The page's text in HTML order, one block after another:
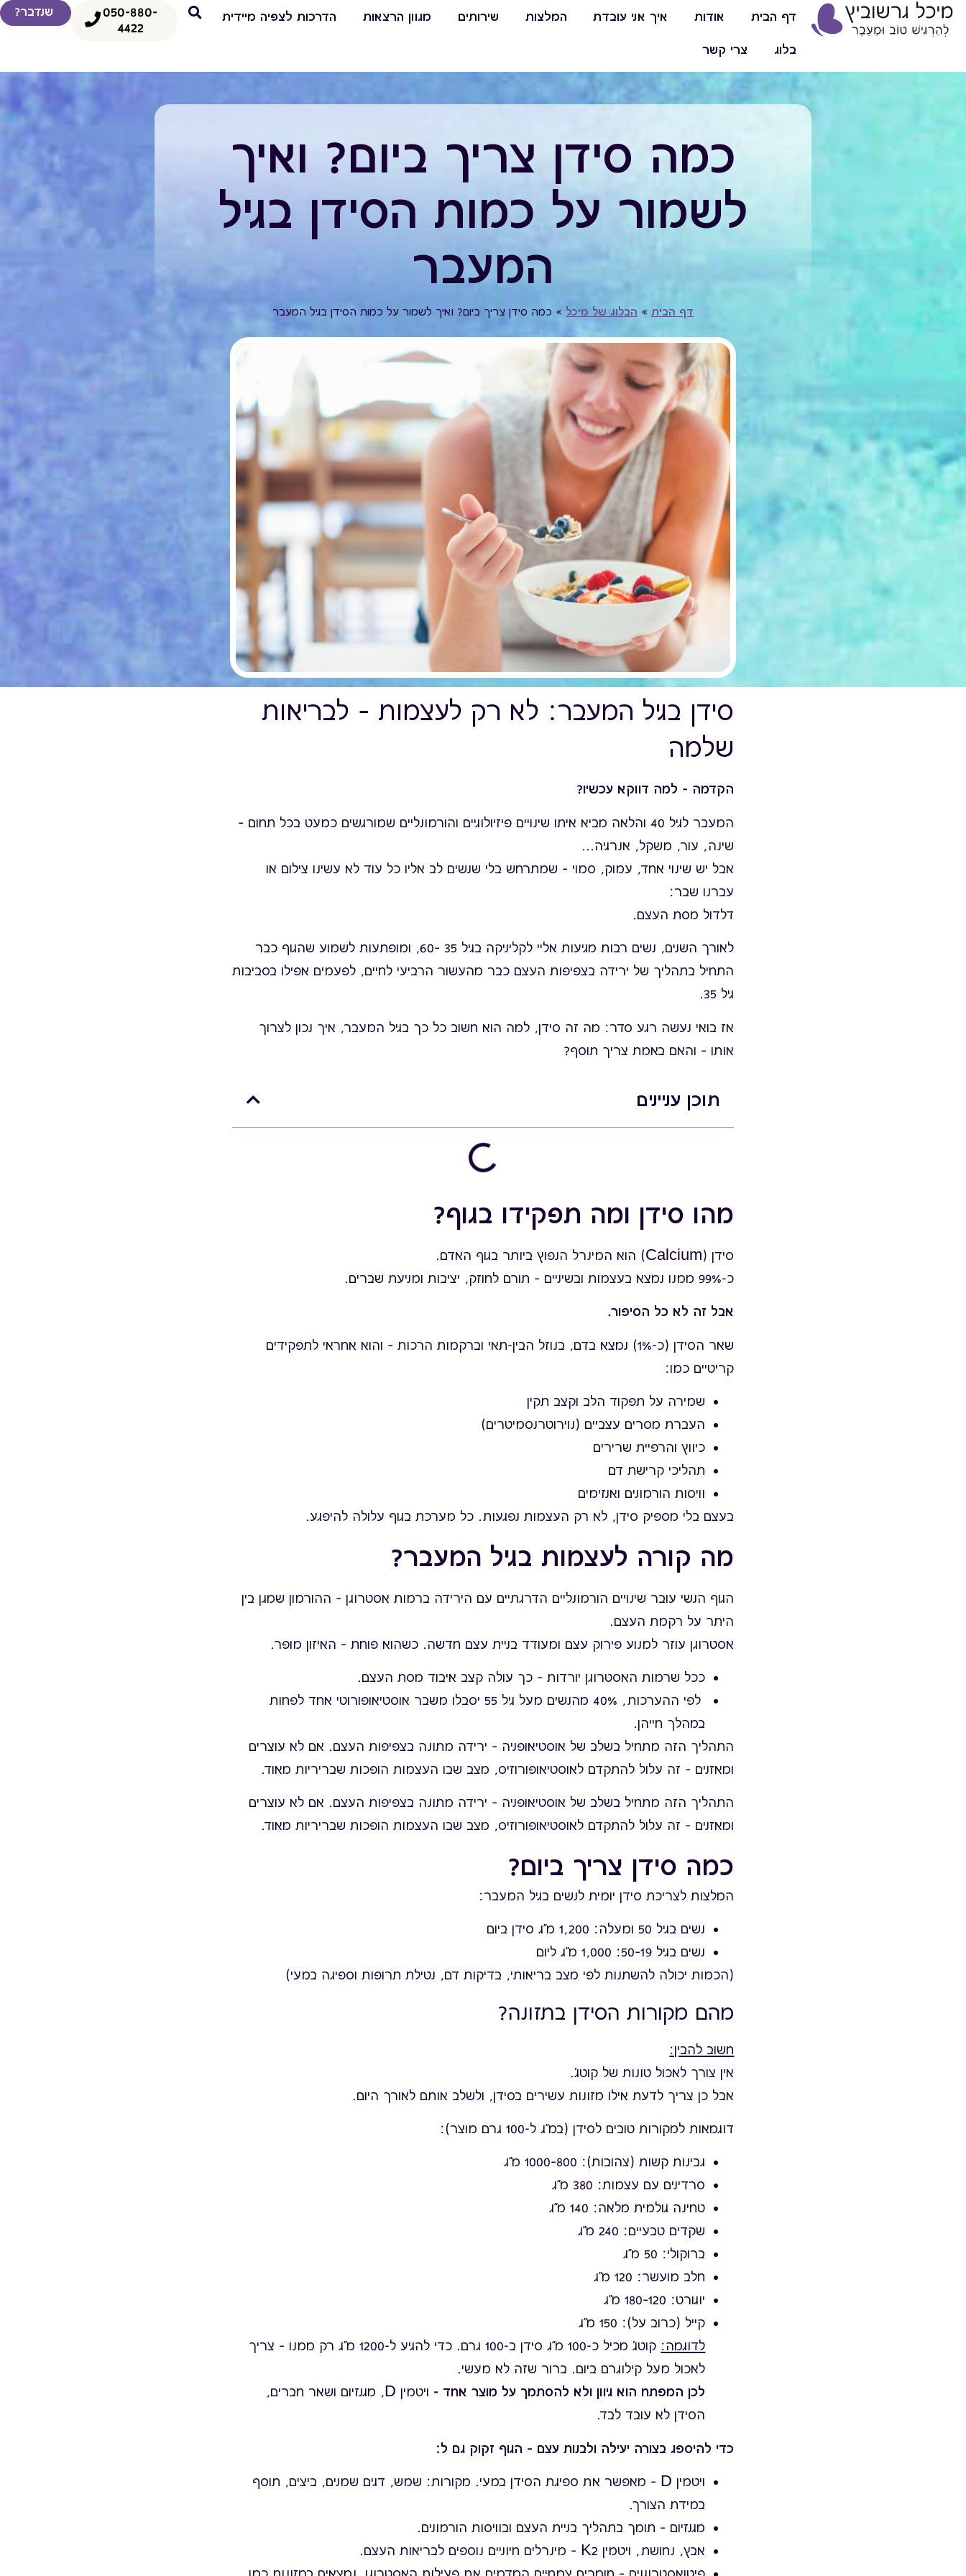
דף הבית אודות איך אני עובדת המלצות שירותים מגוון הרצאות הדרכות לצפיה מיידית
בלוג צרי קשר
050-880-
4422
שנדבר?
כמה סידן צריך ביום? ואיך
לשמור על כמות הסידן בגיל
המעבר
דף הבית » הבלוג של מיכל » כמה סידן צריך ביום? ואיך לשמור על כמות הסידן בגיל המעבר
סידן בגיל המעבר: לא רק לעצמות – לבריאות
שלמה
הקדמה – למה דווקא עכשיו?
המעבר לגיל 40 והלאה מביא איתו שינויים פיזיולוגיים והורמונליים שמורגשים כמעט בכל תחום –
שינה, עור, משקל, אנרגיה...
אבל יש שינוי אחד, עמוק, סמוי – שמתרחש בלי שנשים לב אליו כל עוד לא עשינו צילום או
עברנו שבר:
דלדול מסת העצם.
לאורך השנים, נשים רבות מגיעות אליי לקליניקה בגיל 35 –60, ומופתעות לשמוע שהגוף כבר
התחיל בתהליך של ירידה בצפיפות העצם כבר מהעשור הרביעי לחיים, לפעמים אפילו בסביבות
גיל 35.
אז בואי נעשה רגע סדר: מה זה סידן, למה הוא חשוב כל כך בגיל המעבר, איך נכון לצרוך
אותו – והאם באמת צריך תוסף?
תוכן עניינים
מהו סידן ומה תפקידו בגוף?
סידן (Calcium) הוא המינרל הנפוץ ביותר בגוף האדם.
כ-99% ממנו נמצא בעצמות ובשיניים – תורם לחוזק, יציבות ומניעת שברים.
אבל זה לא כל הסיפור.
שאר הסידן (כ-1%) נמצא בדם, בנוזל הבין-תאי וברקמות הרכות – והוא אחראי לתפקידים
קריטיים כמו:
שמירה על תפקוד הלב וקצב תקין
העברת מסרים עצביים (נוירוטרנסמיטרים)
כיווץ והרפיית שרירים
תהליכי קרישת דם
וויסות הורמונים ואנזימים
בעצם בלי מספיק סידן, לא רק העצמות נפגעות. כל מערכת בגוף עלולה להיפגע.
מה קורה לעצמות בגיל המעבר?
הגוף הנשי עובר שינויים הורמונליים הדרגתיים עם הירידה ברמות אסטרוגן – ההורמון שמגן בין
היתר על רקמת העצם.
אסטרוגן עוזר למנוע פירוק עצם ומעודד בניית עצם חדשה. כשהוא פוחת – האיזון מופר.
ככל שרמות האסטרוגן יורדות – כך עולה קצב איבוד מסת העצם.
לפי ההערכות, 40% מהנשים מעל גיל 55 יסבלו משבר אוסטיאופורוטי אחד לפחות
במהלך חייהן.
התהליך הזה מתחיל בשלב של אוסטיאופניה – ירידה מתונה בצפיפות העצם. אם לא עוצרים
ומאזנים – זה עלול להתקדם לאוסטיאופורוזיס, מצב שבו העצמות הופכות שבריריות מאוד.
התהליך הזה מתחיל בשלב של אוסטיאופניה – ירידה מתונה בצפיפות העצם. אם לא עוצרים
ומאזנים – זה עלול להתקדם לאוסטיאופורוזיס, מצב שבו העצמות הופכות שבריריות מאוד.
כמה סידן צריך ביום?
המלצות לצריכת סידן יומית לנשים בגיל המעבר:
נשים בגיל 50 ומעלה: 1,200 מ"ג סידן ביום
נשים בגיל 19–50: 1,000 מ"ג ליום
(הכמות יכולה להשתנות לפי מצב בריאותי, בדיקות דם, נטילת תרופות וספיגה במעי)
מהם מקורות הסידן בתזונה?
חשוב להבין:
אין צורך לאכול טונות של קוטג’.
אבל כן צריך לדעת אילו מזונות עשירים בסידן, ולשלב אותם לאורך היום.
דוגמאות למקורות טובים לסידן (במ"ג ל-100 גרם מוצר):
גבינות קשות (צהובות): 800–1000 מ"ג
סרדינים עם עצמות: 380 מ"ג
טחינה גולמית מלאה: 140 מ"ג
שקדים טבעיים: 240 מ"ג
ברוקולי: 50 מ"ג
חלב מועשר: 120 מ"ג
יוגורט: 120–180 מ"ג
קייל (כרוב על): 150 מ"ג
לדוגמה: קוטג’ מכיל כ-100 מ"ג סידן ב-100 גרם.
כדי להגיע ל-1200 מ"ג רק ממנו – צריך
לאכול מעל קילוגרם ביום. ברור שזה לא מעשי.
לכן המפתח הוא גיוון ולא להסתמך על מוצר אחד - ויטמין D, מגנזיום ושאר חברים,
הסידן לא עובד לבד.
כדי להיספג בצורה יעילה ולבנות עצם – הגוף זקוק גם ל:
ויטמין D – מאפשר את ספיגת הסידן במעי. מקורות: שמש, דגים שמנים, ביצים, תוסף
במידת הצורך.
מגנזיום – תומך בתהליך בניית העצם ובוויסות הורמונים.
אבץ, נחושת, ויטמין K2 – מינרלים חיוניים נוספים לבריאות העצם.